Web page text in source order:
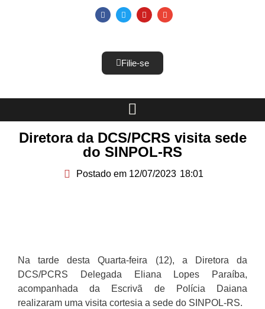
Filie-se
Diretora da DCS/PCRS visita sede
do SINPOL-RS
Postado em 12/07/2023 18:01
Na tarde desta Quarta-feira (12), a Diretora da
DCS/PCRS Delegada Eliana Lopes Paraíba,
acompanhada da Escrivã de Polícia Daiana
realizaram uma visita cortesia a sede do SINPOL-RS.